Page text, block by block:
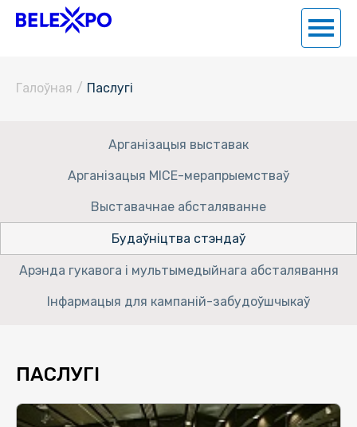
Галоўная / Паслугi
Арганізацыя выставак
Арганізацыя MICE-мерапрыемстваў
Выставачнае абсталяванне
Будаўніцтва стэндаў
Арэнда гукавога і мультымедыйнага абсталявання
Інфармацыя для кампаній-забудоўшчыкаў
ПАСЛУГІ